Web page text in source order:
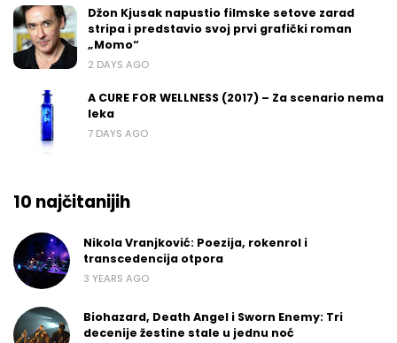
Džon Kjusak napustio filmske setove zarad
stripa i predstavio svoj prvi grafički roman
„Momo“
2 DAYS AGO
A CURE FOR WELLNESS (2017) – Za scenario nema
leka
7 DAYS AGO
10 najčitanijih
Nikola Vranjković: Poezija, rokenrol i
transcedencija otpora
3 YEARS AGO
Biohazard, Death Angel i Sworn Enemy: Tri
decenije žestine stale u jednu noć